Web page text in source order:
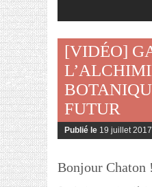
[VIDÉO]
FUTUR
Publié le 19 juillet 2017
Bonjour Chaton !